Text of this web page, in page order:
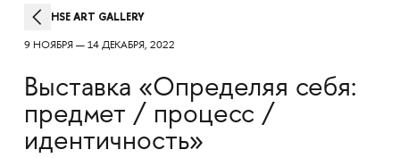
HSE ART GALLERY
9 НОЯБРЯ — 14 ДЕКАБРЯ, 2022
Выставка «Определяя себя:
предмет / процесс /
идентичность»